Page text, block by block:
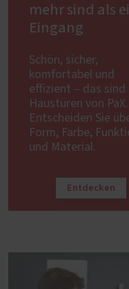
mehr sind als
Eingang
Schön, sicher,
komfortabel und
effizient – das sind
Haustüren von PaX.
Entscheiden Sie
Form, Farbe,
und Material.
Entdecken